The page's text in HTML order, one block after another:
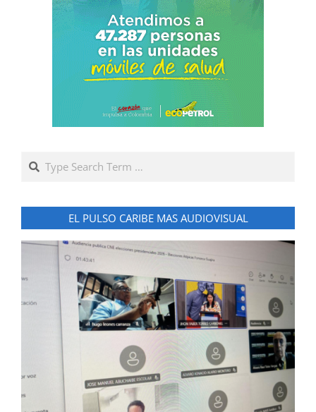
Search
EL PULSO CARIBE MAS AUDIOVISUAL